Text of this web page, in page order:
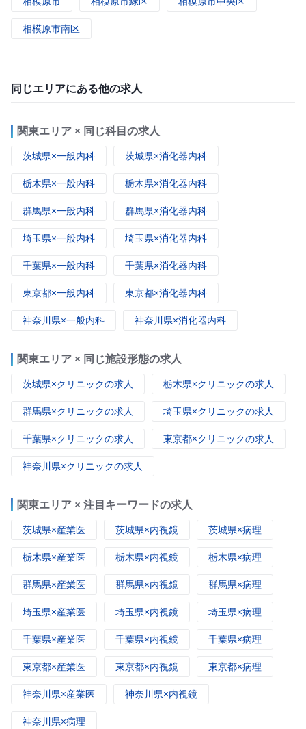
相模原市南区
同じエリアにある他の求人
関東エリア × 同じ科目の求人
茨城県×一般内科 茨城県×消化器内科
栃木県×一般内科 栃木県×消化器内科
群馬県×一般内科 群馬県×消化器内科
埼玉県×一般内科 埼玉県×消化器内科
千葉県×一般内科 千葉県×消化器内科
東京都×一般内科 東京都×消化器内科
神奈川県×一般内科 神奈川県×消化器内科
関東エリア × 同じ施設形態の求人
茨城県×クリニックの求人 栃木県×クリニックの求人
群馬県×クリニックの求人 埼玉県×クリニックの求人
千葉県×クリニックの求人 東京都×クリニックの求人
神奈川県×クリニックの求人
関東エリア × 注目キーワードの求人
茨城県×産業医 茨城県×内視鏡 茨城県×病理
栃木県×産業医 栃木県×内視鏡 栃木県×病理
群馬県×産業医 群馬県×内視鏡 群馬県×病理
埼玉県×産業医 埼玉県×内視鏡 埼玉県×病理
千葉県×産業医 千葉県×内視鏡 千葉県×病理
東京都×産業医 東京都×内視鏡 東京都×病理
神奈川県×産業医 神奈川県×内視鏡
神奈川県×病理